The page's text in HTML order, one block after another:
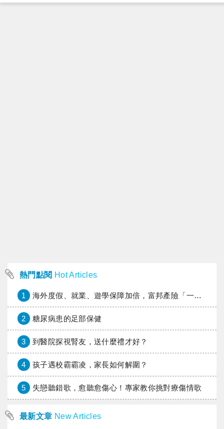
熱門點閱 Hot Articles
1 海外度假、就業、遊學保障加倍，富邦產險「一期逐夢」專案加碼遠距醫療與緊急救援
2 糖尿病患的足部保健
3 到醫院探視腎友，送什麼禮才好？
4 孩子遇校霸霸凌，家長如何解圍？
5 失戀聽錯歌，愈聽愈傷心！專家教你挑對療傷情歌
最新文章 New Articles